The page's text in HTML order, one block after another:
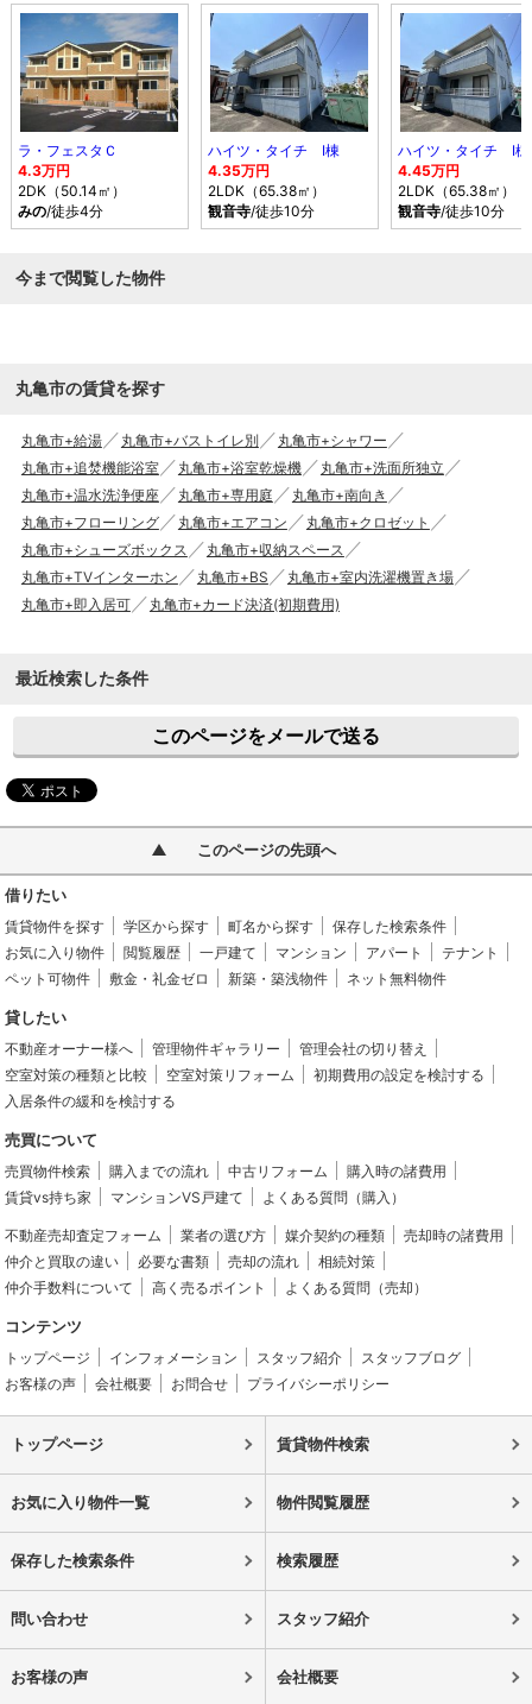
ラ・フェスタＣ
4.3万円
2DK（50.14㎡）
みの/徒歩4分
ハイツ・タイチ Ⅰ棟
4.35万円
2LDK（65.38㎡）
観音寺/徒歩10分
ハイツ・タイチ Ⅰ棟
4.45万円
2LDK（65.38㎡）
観音寺/徒歩10分
今まで閲覧した物件
丸亀市の賃貸を探す
丸亀市+給湯 丸亀市+バストイレ別
丸亀市+シャワー
丸亀市+追焚機能浴室
丸亀市+浴室乾燥機
丸亀市+洗面所独立
丸亀市+温水洗浄便座
丸亀市+専用庭
丸亀市+南向き
丸亀市+フローリング
丸亀市+エアコン
丸亀市+クロゼット
丸亀市+シューズボックス
丸亀市+収納スペース
丸亀市+TVインターホン
丸亀市+BS
丸亀市+室内洗濯機置き場
丸亀市+即入居可
丸亀市+カード決済(初期費用)
最近検索した条件
このページをメールで送る
このページの先頭へ
借りたい
賃貸物件を探す 学区から探す 町名から探す
保存した検索条件
お気に入り物件
閲覧履歴 一戸建て マンション アパート
テナント
ペット可物件
敷金・礼金ゼロ 新築・築浅物件 ネット無料物件
貸したい
不動産オーナー様へ 管理物件ギャラリー
管理会社の切り替え
空室対策の種類と比較
空室対策リフォーム
初期費用の設定を検討する
入居条件の緩和を検討する
売買について
売買物件検索 購入までの流れ 中古リフォーム
購入時の諸費用
賃貸vs持ち家
マンションVS戸建て よくある質問（購入）
不動産売却査定フォーム 業者の選び方 媒介契約の種類
売却時の諸費用
仲介と買取の違い
必要な書類 売却の流れ
相続対策
仲介手数料について
高く売るポイント よくある質問（売却）
コンテンツ
トップページ インフォメーション スタッフ紹介
スタッフブログ
お客様の声
会社概要 お問合せ プライバシーポリシー
トップページ 賃貸物件検索
お気に入り物件一覧 物件閲覧履歴
保存した検索条件 検索履歴
問い合わせ スタッフ紹介
お客様の声 会社概要